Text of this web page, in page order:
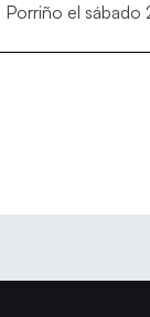
el sábado